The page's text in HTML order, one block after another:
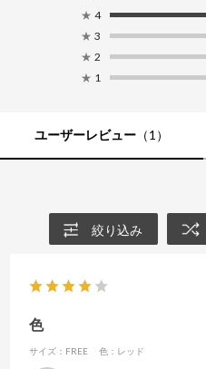
・刺繍、レース、ビーズなどの装
易いので、お取扱いにご注意下さい
直射日光や蛍光灯の長時間照射は
ざいます。
★ 4
★ 3
★ 2
★ 1
ユーザーレビュー （1）
絞り込み
色
サイズ：FREE 色：レッド